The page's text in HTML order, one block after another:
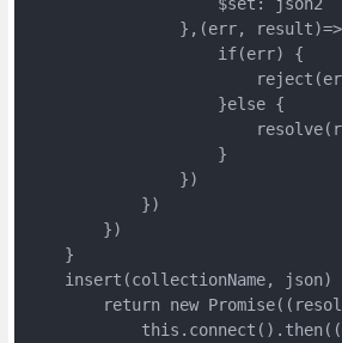
},(err,
                    if(err) {
                    }else {
                    }
                })
            })
        })
    }
insert(collectionName, json)
return new